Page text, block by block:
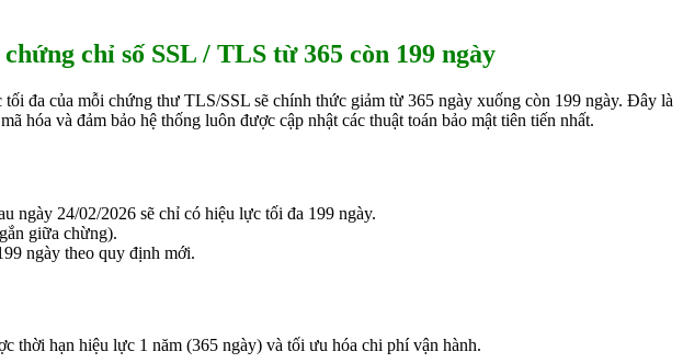
chỉ số SSL / TLS từ 365 còn 199 ngày
đa của mỗi chứng thư TLS/SSL sẽ chính thức giảm từ 365 ngày xuống còn 199 ngày. Đây là
hóa và đảm bảo hệ thống luôn được cập nhật các thuật toán bảo mật tiên tiến nhất.
ngày 24/02/2026 sẽ chỉ có hiệu lực tối đa 199 ngày.
giữa chừng).
ngày theo quy định mới.
thời hạn hiệu lực 1 năm (365 ngày) và tối ưu hóa chi phí vận hành.